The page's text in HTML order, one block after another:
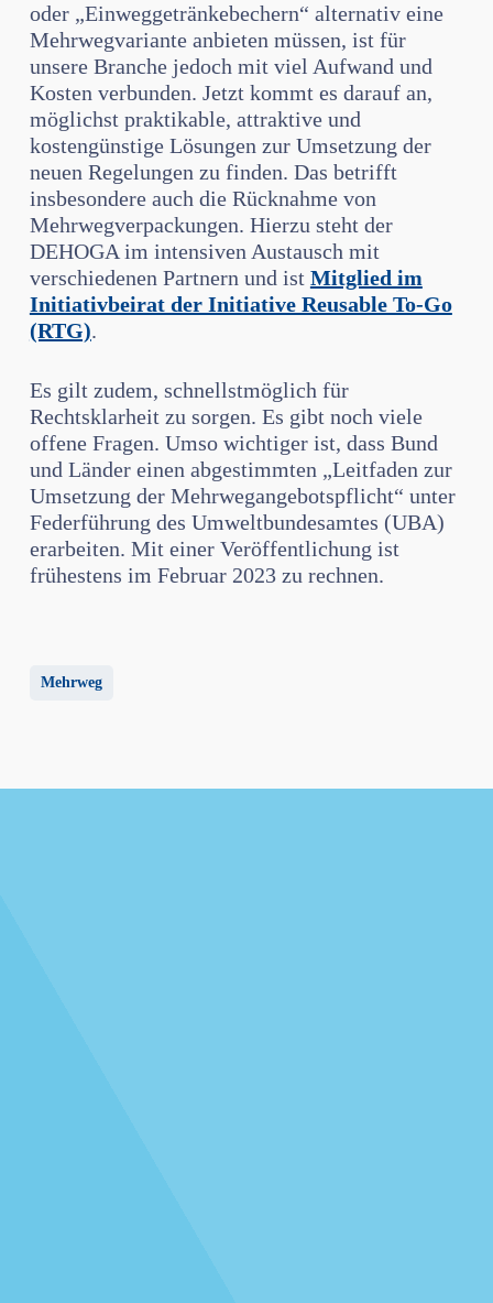
oder „Einweggetränkebechern“ alternativ eine
Mehrwegvariante anbieten müssen, ist für
unsere Branche jedoch mit viel Aufwand und
Kosten verbunden. Jetzt kommt es darauf an,
möglichst praktikable, attraktive und
kostengünstige Lösungen zur Umsetzung der
neuen Regelungen zu finden. Das betrifft
insbesondere auch die Rücknahme von
Mehrwegverpackungen. Hierzu steht der
DEHOGA im intensiven Austausch mit
verschiedenen Partnern und ist Mitglied im
Initiativbeirat der Initiative Reusable To-Go
(RTG).
Es gilt zudem, schnellstmöglich für
Rechtsklarheit zu sorgen. Es gibt noch viele
offene Fragen. Umso wichtiger ist, dass Bund
und Länder einen abgestimmten „Leitfaden zur
Umsetzung der Mehrwegangebotspflicht“ unter
Federführung des Umweltbundesamtes (UBA)
erarbeiten. Mit einer Veröffentlichung ist
frühestens im Februar 2023 zu rechnen.
Mehrweg